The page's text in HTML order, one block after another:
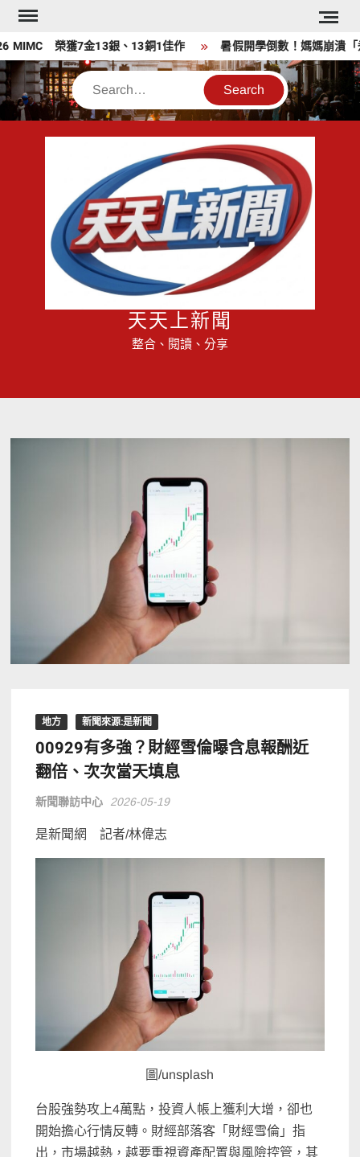
Skip
content榮獲7金13銀、13銅1佳作 暑假開學倒數！媽媽崩潰「
Search
天天上新聞
整合、閱讀、分享
地方 新聞來源:是新聞
00929有多強？財經雪倫曝含息報酬近
翻倍、次次當天填息
新聞聯訪中心 2026-05-19
是新聞網 記者/林偉志
圖/unsplash
台股強勢攻上4萬點，投資人帳上獲利大增，卻也
開始擔心行情反轉。財經部落客「財經雪倫」指
出，市場越熱，越要重視資產配置與風險控管，其